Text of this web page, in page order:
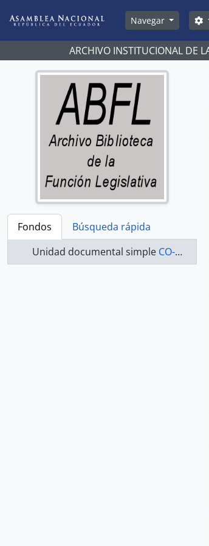
Navegar
ARCHIVO INSTITUCIONAL DE
Fondos
Búsqueda rápida
Unidad documental simple CO-21-047 - Actas-2000-2002